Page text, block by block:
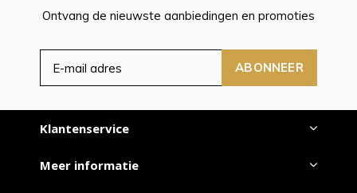
Ontvang de nieuwste aanbiedingen en promoties
ABONNEER
Klantenservice
Meer informatie